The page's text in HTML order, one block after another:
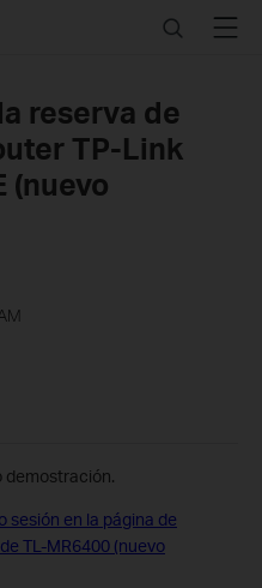
SearchMenu
reserva de
TP-Link
(nuevo
demostración.
sesión en la página de
TL-MR6400 (nuevo